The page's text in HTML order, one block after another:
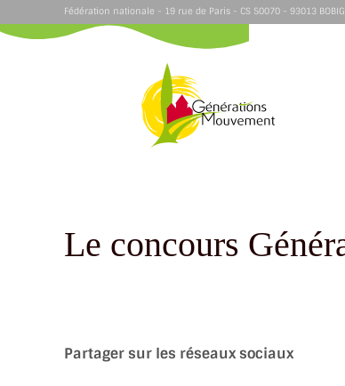
Fédération nationale - 19 rue de Paris - CS 50070 - 93013
Le concours
Partager sur les réseaux sociaux